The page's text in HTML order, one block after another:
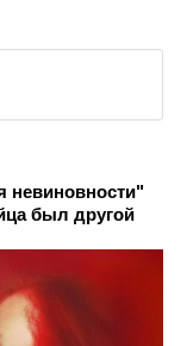
невиновности"
был другой